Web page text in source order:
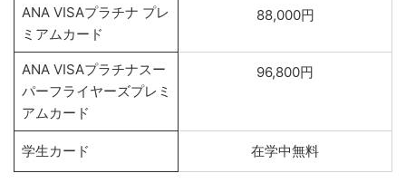
ANA VISAプラチナ プレ
ミアムカード
88,000円
ANA VISAプラチナスー
パーフライヤーズプレミ
アムカード
96,800円
学生カード 在学中無料